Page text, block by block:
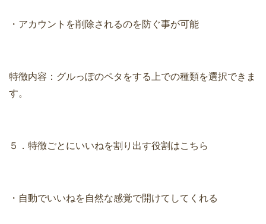
・アカウントを削除されるのを防ぐ事が可能
特徴内容：グルっぽのペタをする上での種類を選択できま
す。
５．特徴ごとにいいねを割り出す役割はこちら
・自動でいいねを自然な感覚で開けてしてくれる